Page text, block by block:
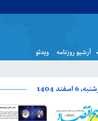
آرشیو روزنامه ویدئو
اسفند 1404